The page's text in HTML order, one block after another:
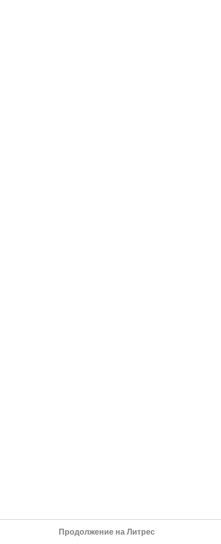
Продолжение на Литрес